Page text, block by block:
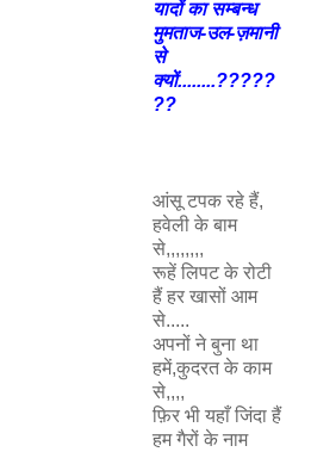
यादों का सम्बन्ध
मुमताज-उल-ज़मानी
से
क्यों........?????
??
आंसू टपक रहे हैं,
हवेली के बाम
से,,,,,,,,
रूहें लिपट के रोटी
हैं हर खासों आम
से.....
अपनों ने बुना था
हमें,कुदरत के काम
से,,,,
फ़िर भी यहाँ जिंदा हैं
हम गैरों के नाम